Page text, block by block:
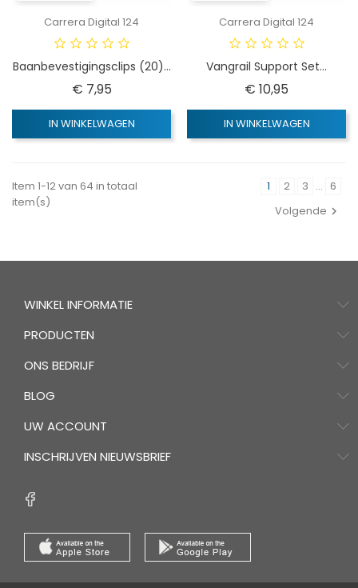
Carrera Digital 124
Baanbevestigingsclips (20)...
€ 7,95Prijs
IN WINKELWAGEN
Carrera Digital 124
Vangrail Support Set...
€ 10,95
IN WINKELWAGEN
Item 1-12 van 64 in totaal
item(s)
1 2 3 … 6
Volgende
WINKEL INFORMATIE
PRODUCTEN
ONS BEDRIJF
BLOG
UW ACCOUNT
INSCHRIJVEN NIEUWSBRIEF